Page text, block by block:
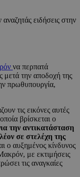
ειδήσεις στην
να περπατά
μετά την αποδοχή της
πρωθυπουργία,
τις εικόνες αυτές
βρίσκεται ο
την αντικατάσταση
σε στελέχη της
ο αυξημένος κίνδυνος
με εκτιμήσεις
τις αναγκαίες